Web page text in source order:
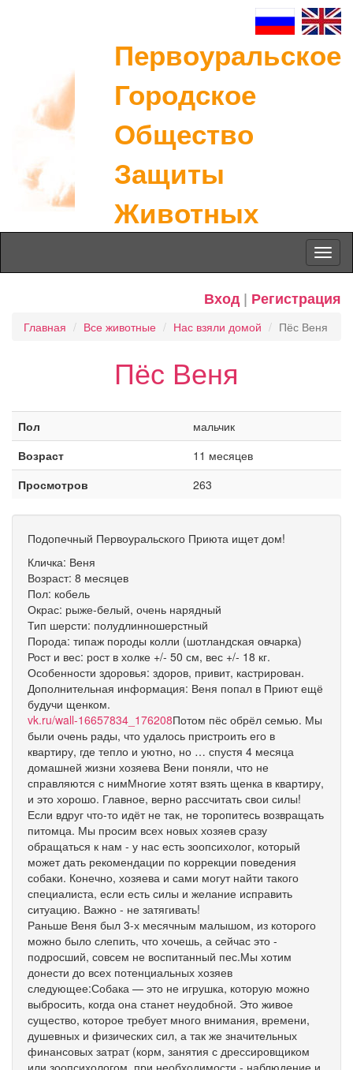
Первоуральское
Городское
Общество
Защиты
Животных
Вход | Регистрация
Главная Все животные Нас взяли домой Пёс Веня
Пёс Веня
Пол
мальчик
Возраст
11 месяцев
Просмотров
263
Подопечный Первоуральского Приюта ищет дом!
Кличка: Веня
Возраст: 8 месяцев
Пол: кобель
Окрас: рыже-белый, очень нарядный
Тип шерсти: полудлинношерстный
Порода: типаж породы колли (шотландская овчарка)
Рост и вес: рост в холке +/- 50 см, вес +/- 18 кг.
Особенности здоровья: здоров, привит, кастрирован.
Дополнительная информация: Веня попал в Приют ещё
будучи щенком.
vk.ru/wall-16657834_176208Потом пёс обрёл семью. Мы
были очень рады, что удалось пристроить его в
квартиру, где тепло и уютно, но … спустя 4 месяца
домашней жизни хозяева Вени поняли, что не
справляются с нимМногие хотят взять щенка в квартиру,
и это хорошо. Главное, верно рассчитать свои силы!
Если вдруг что-то идёт не так, не торопитесь возвращать
питомца. Мы просим всех новых хозяев сразу
обращаться к нам - у нас есть зоопсихолог, который
может дать рекомендации по коррекции поведения
собаки. Конечно, хозяева и сами могут найти такого
специалиста, если есть силы и желание исправить
ситуацию. Важно - не затягивать!
Раньше Веня был 3-х месячным малышом, из которого
можно было слепить, что хочешь, а сейчас это -
подросший, совсем не воспитанный пес.Мы хотим
донести до всех потенциальных хозяев
следующее:Собака — это не игрушка, которую можно
выбросить, когда она станет неудобной. Это живое
существо, которое требует много внимания, времени,
душевных и физических сил, а так же значительных
финансовых затрат (корм, занятия с дрессировщиком
или зоопсихологом, при необходимости - наблюдение и